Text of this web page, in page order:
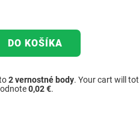
DO KOŠÍKA
2vernostné body. Your cart will
0,02 €.